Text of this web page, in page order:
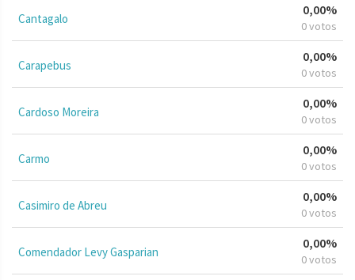
Cantagalo
0,00%
0 votos
Carapebus
0,00%
0 votos
Cardoso Moreira
0,00%
0 votos
Carmo
0,00%
0 votos
Casimiro de Abreu
0,00%
0 votos
Comendador Levy Gasparian
0,00%
0 votos